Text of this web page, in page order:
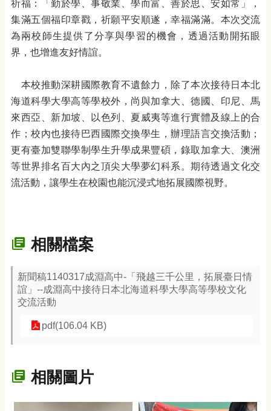
祈福：「勤於學、事敬業、學而富、善於思、安如常」，
集滿五個福印章戳，祈願平安順遂，幸福滿滿。本次交流
為兩校師生提供了分享與學習的機會，透過活動開拓眼
界，也增進友好情誼。
本校推動深耕國際教育不遺餘力，除了本次接待日本北
海道科學大學高等學校外，尚與加拿大、德國、印尼、馬
來西亞、新加坡、以色列、夏威夷等進行實體及線上的合
作；校內也接待巴西國際交換學生，辦理語言交換活動；
更有臺加雙聯學制學生升學成果豐碩，錄取加拿大、澳洲
等世界排名百大內之頂尖大學夢幻科系。期待透過文化交
流活動，讓學生在校園也能沉浸式地拓展國際視野。
相關檔案
新聞稿1140317成淵高中-「飛越三千公里，拓展臺日情
誼」--成淵高中接待日本北海道科學大學高等學校文化
交流活動
pdf(106.04 KB)
相關圖片